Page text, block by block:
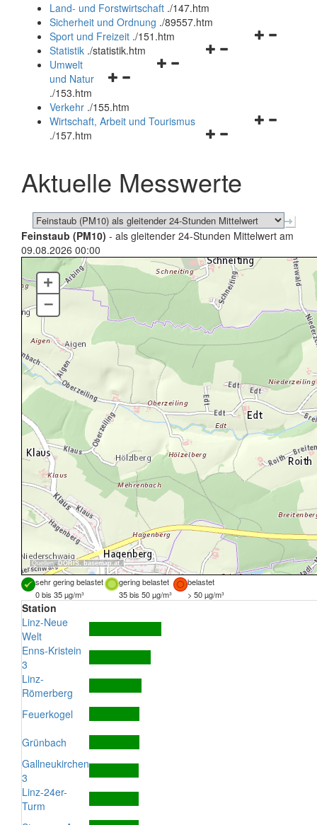
und
schließen
Land- und Forstwirtschaft ./147.htm
Sicherheit und Ordnung ./89557.htm
Navigationsmenü
Sport und Freizeit ./151.htm
Navigationsmenü
Statistik ./statistik.htm
Navigationsmenü
und
schließen
Umwelt
und Natur
./153.htm
Verkehr ./155.htm
Navigationsmenü
schließen
Wirtschaft, Arbeit und Tourismus
./157.htm
Aktuelle Messwerte
Feinstaub (PM10) - als gleitender 24-Stunden Mittelwert am
09.08.2026 00:00
Quellen: DORIS,basemap.at
+
–
sehr gering belastet gering belastet
belastet
0 bis 35 µg/m³
35 bis 50 µg/m³ > 50 µg/m³
Station
Linz-Neue
Welt
Enns-Kristein
3
Linz-
Römerberg
Feuerkogel
Grünbach
Gallneukirchen
3
Linz-24er-
Turm